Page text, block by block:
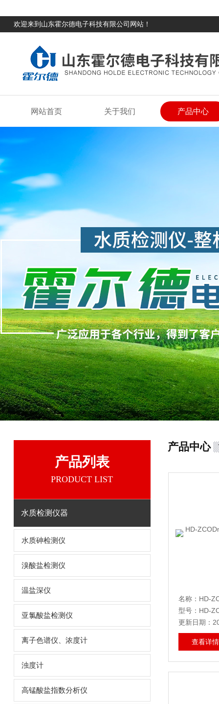
欢迎来到山东霍尔德电子科技有限公司网站！
网站首页 关于我们 产品中心
产品列表
PRODUCT LIST
水质检测仪器
水质砷检测仪
溴酸盐检测仪
温盐深仪
亚氯酸盐检测仪
离子色谱仪、浓度计
浊度计
高锰酸盐指数分析仪
产品中心
型号：HD-
更新日期：
查看详情